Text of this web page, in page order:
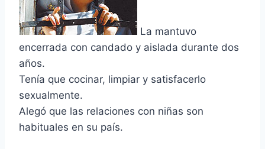
La mantuvo
encerrada con candado y aislada durante dos
años.
Tení­a que cocinar, limpiar y satisfacerlo
sexualmente.
Alegó que las relaciones con niñas son
habituales en su paí­s.